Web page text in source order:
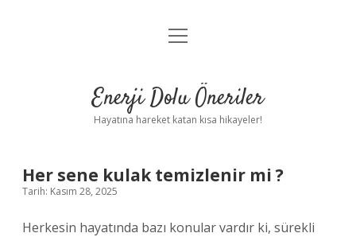
Anasayfa
Yasal Uyarı
menüyü
Enerji Dolu Öneriler
Hayatına hareket katan kısa hikayeler!
Her sene kulak temizlenir mi ?
Tarih: Kasım 28, 2025
Herkesin hayatında bazı konular vardır ki, sürekli